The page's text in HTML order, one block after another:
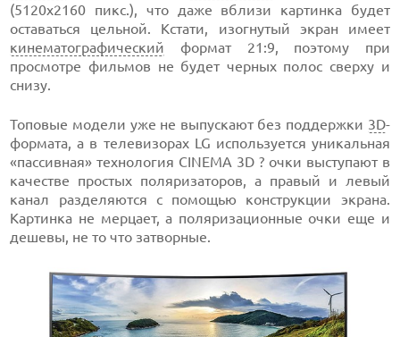
(5120х2160 пикс.), что даже вблизи картинка будет
оставаться цельной. Кстати, изогнутый экран имеет
кинематографический формат 21:9, поэтому при
просмотре фильмов не будет черных полос сверху и
снизу.
Топовые модели уже не выпускают без поддержки 3D-
формата, а в телевизорах LG используется уникальная
«пассивная» технология CINEMA 3D ? очки выступают в
качестве простых поляризаторов, а правый и левый
канал разделяются с помощью конструкции экрана.
Картинка не мерцает, а поляризационные очки еще и
дешевы, не то что затворные.